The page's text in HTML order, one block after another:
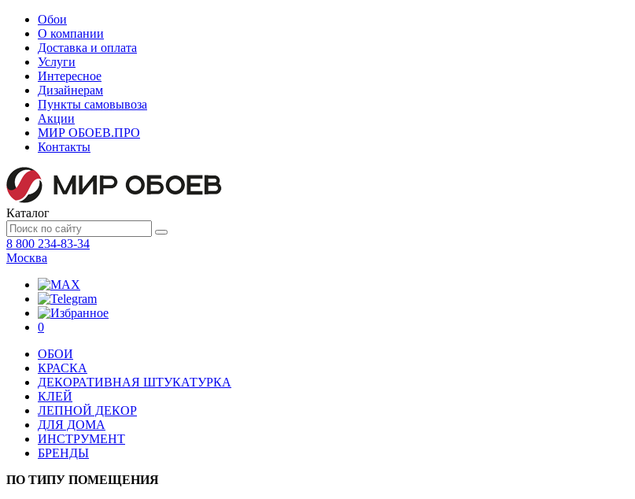
Обои
О компании
Доставка и оплата
Услуги
Интересное
Дизайнерам
Пункты самовывоза
Акции
МИР ОБОЕВ.ПРО
Контакты
Каталог
8 800 234-83-34
Москва
0
ОБОИ
КРАСКА
ДЕКОРАТИВНАЯ ШТУКАТУРКА
КЛЕЙ
ЛЕПНОЙ ДЕКОР
ДЛЯ ДОМА
ИНСТРУМЕНТ
БРЕНДЫ
ПО ТИПУ ПОМЕЩЕНИЯ